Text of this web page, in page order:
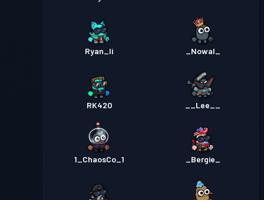
Ryan_li _Nowal_
RK420 __Lee__
1_ChaosCo_1 _Bergie_